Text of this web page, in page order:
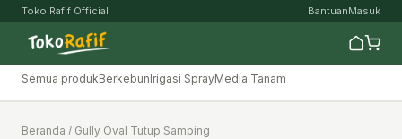
Toko Rafif Official BantuanMasuk
Semua produkBerkebunIrigasi SprayMedia Tanam
Beranda / Gully Oval Tutup Samping